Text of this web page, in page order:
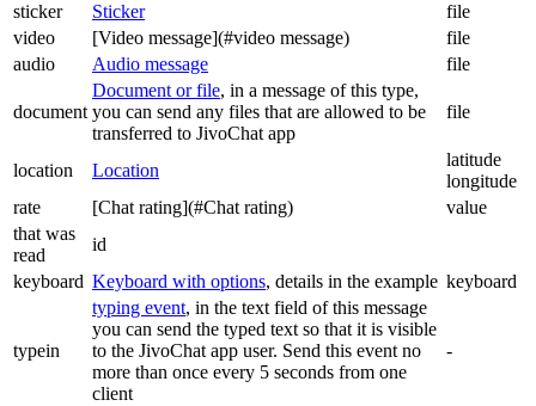
sticker
Sticker
file
video
[Video message](#video message)
file
audio
Audio message file
document
Document or file, in a message of this type,
you can send any files that are allowed to be
transferred to JivoChat app
file
location Location
latitude
longitude
rate
[Chat rating](#Chat rating)
value
that was
read
id
keyboard Keyboard with options, details in the example keyboard
typein
typing event, in the text field of this message
you can send the typed text so that it is visible
to the JivoChat app user. Send this event no
more than once every 5 seconds from one
client
-